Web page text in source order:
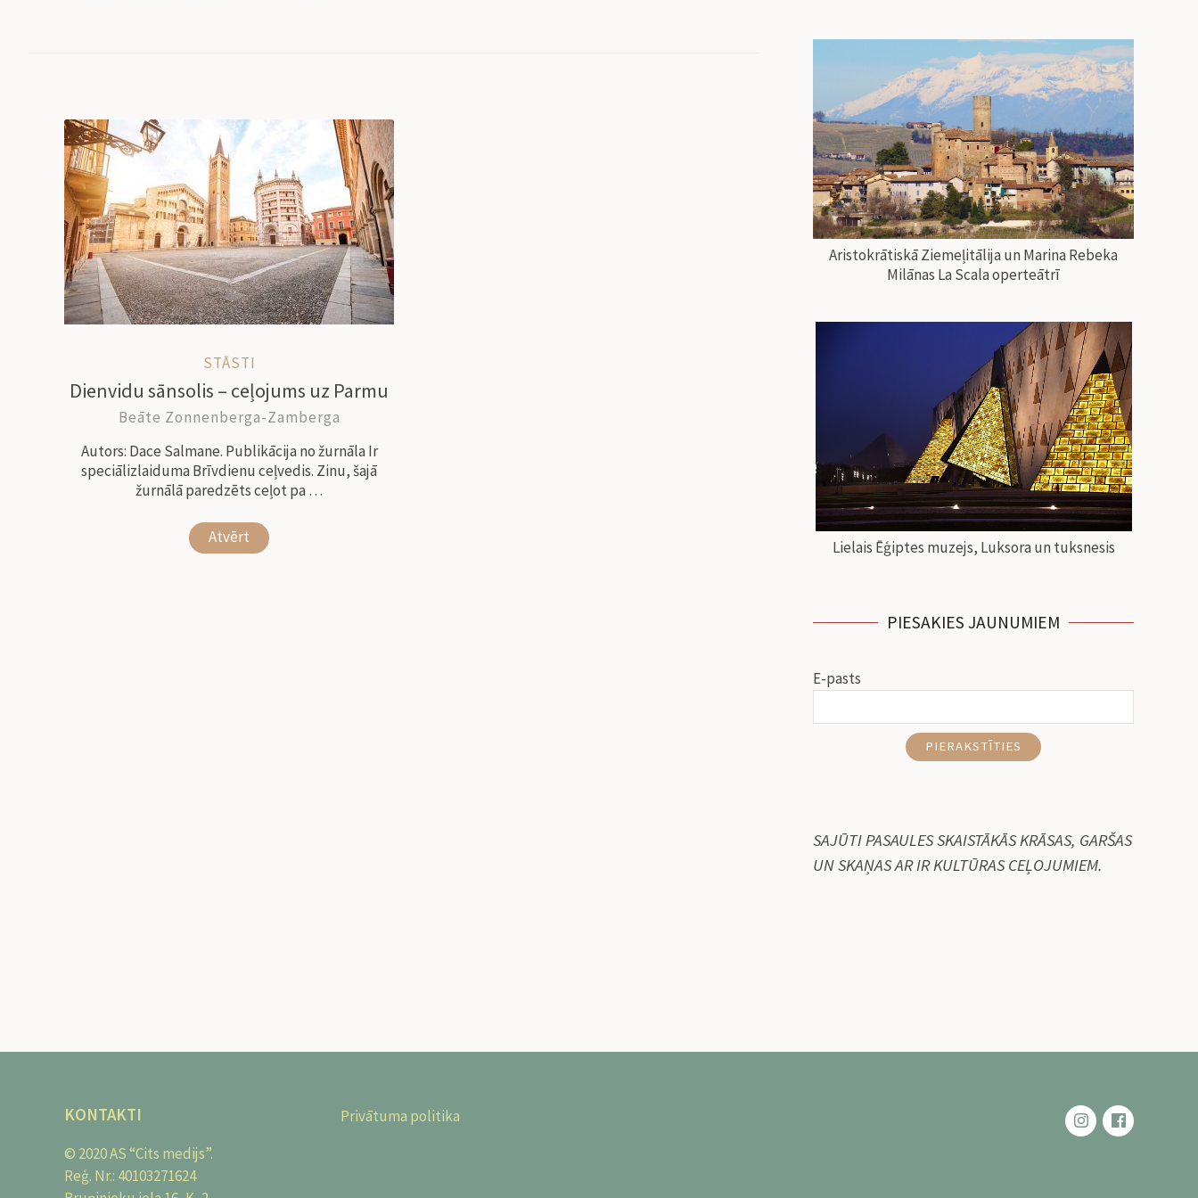
STĀSTI
Dienvidu sānsolis – ceļojums uz Parmu
Beāte Zonnenberga-Zamberga
Autors: Dace Salmane. Publikācija no žurnāla Ir
speciālizlaiduma Brīvdienu ceļvedis. Zinu, šajā
žurnālā paredzēts ceļot pa …
Atvērt
Aristokrātiskā Ziemeļitālija un Marina Rebeka
Milānas La Scala operteātrī
Lielais Ēģiptes muzejs, Luksora un tuksnesis
PIESAKIES JAUNUMIEM
E-pasts
PIERAKSTĪTIES
SAJŪTI PASAULES SKAISTĀKĀS KRĀSAS, GARŠAS
UN SKAŅAS AR IR KULTŪRAS CEĻOJUMIEM.
KONTAKTI
© 2020 AS “Cits medijs”.
Reģ. Nr.: 40103271624
Privātuma politika